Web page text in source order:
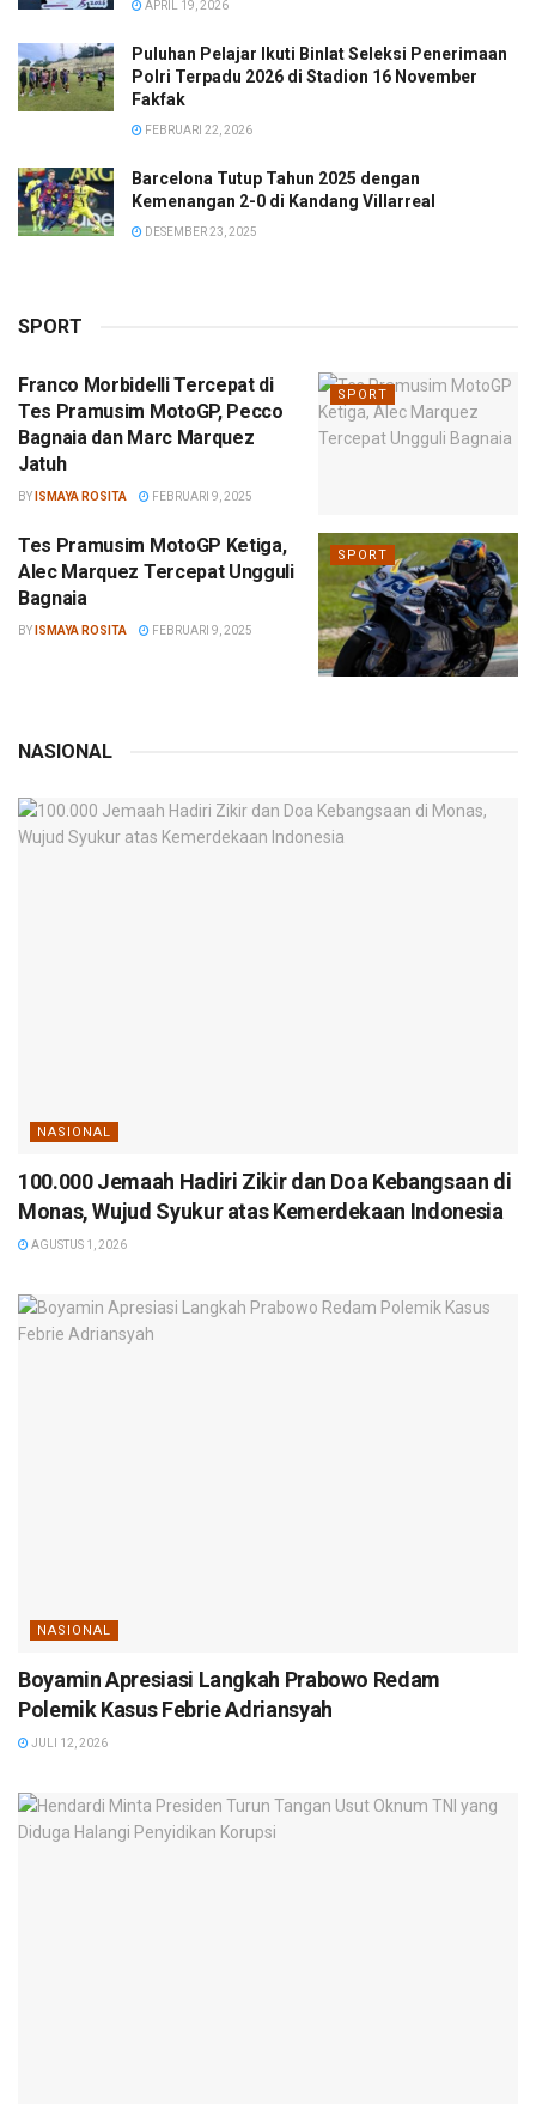
APRIL 19, 2026
Puluhan Pelajar Ikuti Binlat Seleksi Penerimaan
Polri Terpadu 2026 di Stadion 16 November
Fakfak
FEBRUARI 22, 2026
Barcelona Tutup Tahun 2025 dengan
Kemenangan 2-0 di Kandang Villarreal
DESEMBER 23, 2025
SPORT
SPORT
Franco Morbidelli Tercepat di
Tes Pramusim MotoGP, Pecco
Bagnaia dan Marc Marquez
Jatuh
BY ISMAYA ROSITA FEBRUARI 9, 2025
SPORT
Tes Pramusim MotoGP Ketiga,
Alec Marquez Tercepat Ungguli
Bagnaia
BY ISMAYA ROSITA FEBRUARI 9, 2025
NASIONAL
NASIONAL
100.000 Jemaah Hadiri Zikir dan Doa Kebangsaan di
Monas, Wujud Syukur atas Kemerdekaan Indonesia
AGUSTUS 1, 2026
NASIONAL
Boyamin Apresiasi Langkah Prabowo Redam
Polemik Kasus Febrie Adriansyah
JULI 12, 2026